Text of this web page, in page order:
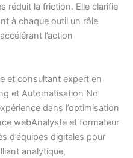
réduit la friction. Elle clarifie
à chaque outil un rôle
l’action
et consultant expert en
et Automatisation No
dans l’optimisation
webAnalyste et formateur
d’équipes digitales pour
analytique,